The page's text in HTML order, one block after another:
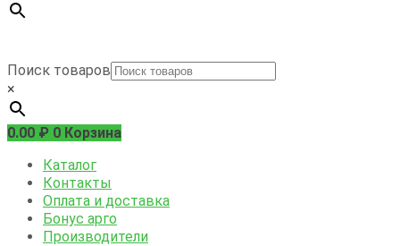
Поиск товаров
×
0.00 ₽ 0 Корзина
Каталог
Контакты
Оплата и доставка
Бонус арго
Производители